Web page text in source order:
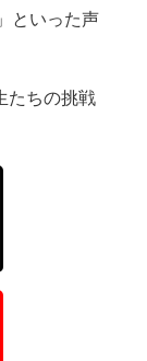
といった声
たちの挑戦